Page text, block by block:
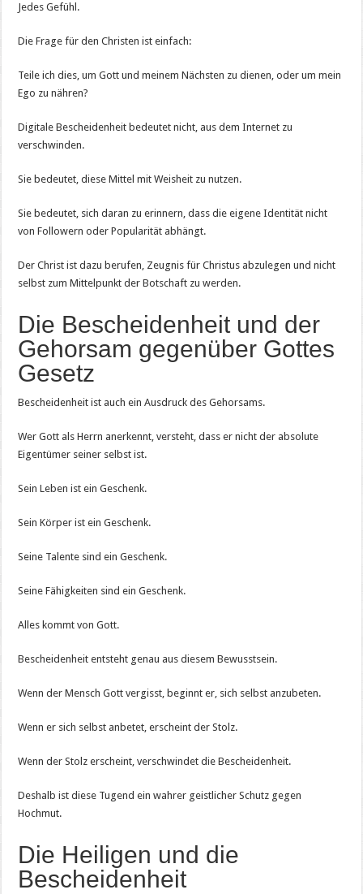
Jedes Gefühl.
Die Frage für den Christen ist einfach:
Teile ich dies, um Gott und meinem Nächsten zu dienen, oder um mein
Ego zu nähren?
Digitale Bescheidenheit bedeutet nicht, aus dem Internet zu
verschwinden.
Sie bedeutet, diese Mittel mit Weisheit zu nutzen.
Sie bedeutet, sich daran zu erinnern, dass die eigene Identität nicht
von Followern oder Popularität abhängt.
Der Christ ist dazu berufen, Zeugnis für Christus abzulegen und nicht
selbst zum Mittelpunkt der Botschaft zu werden.
Die Bescheidenheit und der
Gehorsam gegenüber Gottes
Gesetz
Bescheidenheit ist auch ein Ausdruck des Gehorsams.
Wer Gott als Herrn anerkennt, versteht, dass er nicht der absolute
Eigentümer seiner selbst ist.
Sein Leben ist ein Geschenk.
Sein Körper ist ein Geschenk.
Seine Talente sind ein Geschenk.
Seine Fähigkeiten sind ein Geschenk.
Alles kommt von Gott.
Bescheidenheit entsteht genau aus diesem Bewusstsein.
Wenn der Mensch Gott vergisst, beginnt er, sich selbst anzubeten.
Wenn er sich selbst anbetet, erscheint der Stolz.
Wenn der Stolz erscheint, verschwindet die Bescheidenheit.
Deshalb ist diese Tugend ein wahrer geistlicher Schutz gegen
Hochmut.
Die Heiligen und die
Bescheidenheit